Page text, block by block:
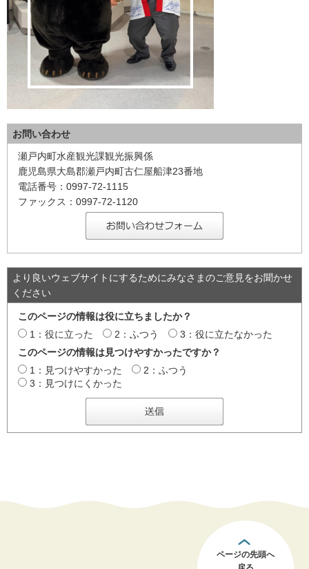
お問い合わせ
瀬戸内町水産観光課観光振興係
鹿児島県大島郡瀬戸内町古仁屋船津23番地
電話番号：0997-72-1115
ファックス：0997-72-1120
より良いウェブサイトにするためにみなさまのご意見をお聞かせ
ください
このページの情報は役に立ちましたか？
1：役に立った
2：ふつう
3：役に立たなかった
このページの情報は見つけやすかったですか？
1：見つけやすかった
2：ふつう
3：見つけにくかった
ページの先頭へ